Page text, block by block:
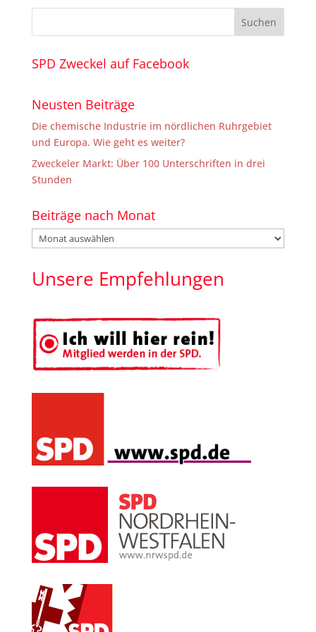
SPD Zweckel auf Facebook
Neusten Beiträge
Die chemische Industrie im nördlichen Ruhrgebiet
und Europa. Wie geht es weiter?
Zweckeler Markt: Über 100 Unterschriften in drei
Stunden
Beiträge nach Monat
Beiträge
nach
Unsere Empfehlungen